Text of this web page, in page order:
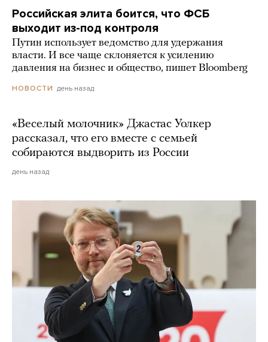
Российская элита боится, что ФСБ
выходит из-под контроля
Путин использует ведомство для удержания
власти. И все чаще склоняется к усилению
давления на бизнес и общество, пишет Bloomberg
НОВОСТИ день назад
«Веселый молочник» Джастас Уолкер
рассказал, что его вместе с семьей
собираются выдворить из России
день назад